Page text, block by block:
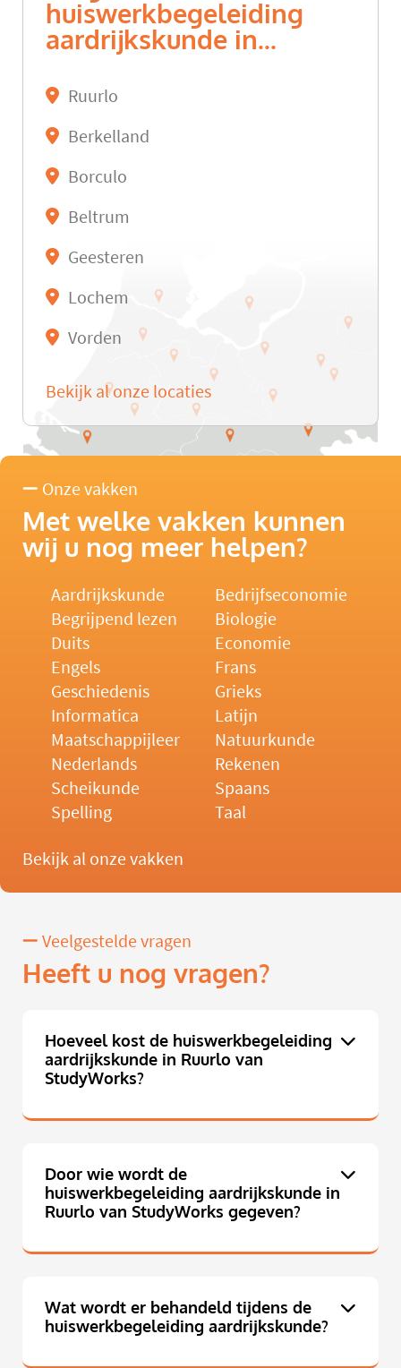
huiswerkbegeleiding
aardrijkskunde in...
Ruurlo
Berkelland
Borculo
Beltrum
Geesteren
Lochem
Vorden
Bekijk al onze locaties
Onze vakken
Met welke vakken kunnen
wij u nog meer helpen?
Aardrijkskunde
Bedrijfseconomie
Begrijpend lezen
Biologie
Duits
Economie
Engels
Frans
Geschiedenis
Grieks
Informatica
Latijn
Maatschappijleer
Natuurkunde
Nederlands
Rekenen
Scheikunde
Spaans
Spelling
Taal
Bekijk al onze vakken
Veelgestelde vragen
Heeft u nog vragen?
Hoeveel kost de huiswerkbegeleiding
aardrijkskunde in Ruurlo van
StudyWorks?
Door wie wordt de
huiswerkbegeleiding aardrijkskunde in
Ruurlo van StudyWorks gegeven?
Wat wordt er behandeld tijdens de
huiswerkbegeleiding aardrijkskunde?